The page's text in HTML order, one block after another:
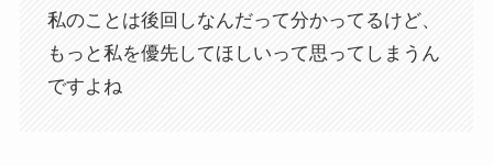
私のことは後回しなんだって分かってるけど、
もっと私を優先してほしいって思ってしまうん
ですよね